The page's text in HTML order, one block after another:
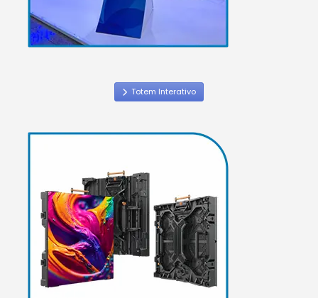
Totem Interativo